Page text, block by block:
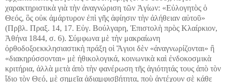
χαρακτηριστικὰ γιὰ τὴν ἀναγνώριση τῶν Ἁγίων: «Εὐλογητὸς ὁ
Θεός, ὃς οὐκ ἀμάρτυρον ἐπὶ γῆς ἀφίησιν τὴν ἀλήθειαν αὐτοῦ»
(Πρβλ. Πραξ. 14, 17. Εὐγ. Βούλγαρη, Ἐπιστολὴ πρὸς Κλαίρκιον,
Ἀθήνα 1844, σ. 6). Σύμφωνα μὲ τὴν μακραίωνη
ὀρθοδοξοεκκλησιαστικὴ πράξη οἱ Ἅγιοι δὲν «ἀναγνωρίζονται» ἢ
«διακηρύσσονται» μὲ ἠθικολογικά, κοινωνικὰ καὶ ἐνδοκοσμικὰ
κριτήρια, ἀλλὰ μετὰ ἀπὸ τὴν φανέρωση τῆς ἁγιότητάς τους ἀπὸ τὸν
ἴδιο τὸν Θεό, μὲ σημεῖα ἀδιαμφισβήτητα, ποὺ ἀντέχουν σὲ κάθε